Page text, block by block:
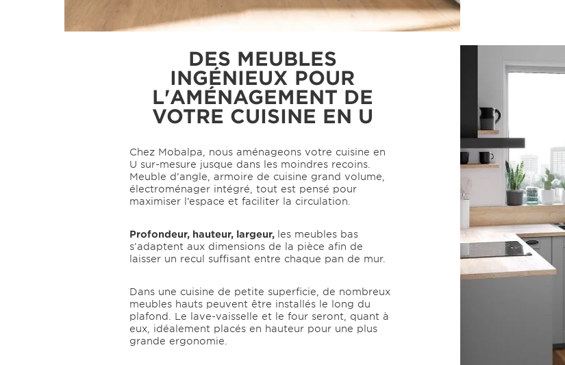
DES MEUBLES
INGÉNIEUX POUR
L'AMÉNAGEMENT DE
VOTRE CUISINE EN U
Chez Mobalpa, nous aménageons votre cuisine en
U sur-mesure jusque dans les moindres recoins.
Meuble d’angle, armoire de cuisine grand volume,
électroménager intégré, tout est pensé pour
maximiser l’espace et faciliter la circulation.
Profondeur, hauteur, largeur, les meubles bas
s’adaptent aux dimensions de la pièce afin de
laisser un recul suffisant entre chaque pan de mur.
Dans une cuisine de petite superficie, de nombreux
meubles hauts peuvent être installés le long du
plafond. Le lave-vaisselle et le four seront, quant à
eux, idéalement placés en hauteur pour une plus
grande ergonomie.